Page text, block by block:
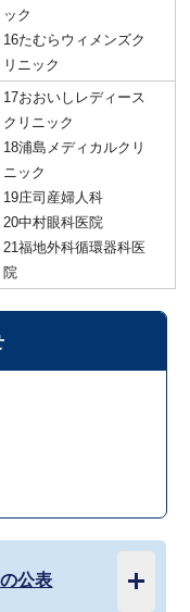
ック
16たむらウィメンズク
リニック
17おおいしレディース
クリニック
18浦島メディカルクリ
ニック
19庄司産婦人科
20中村眼科医院
21福地外科循環器科医
院
公表